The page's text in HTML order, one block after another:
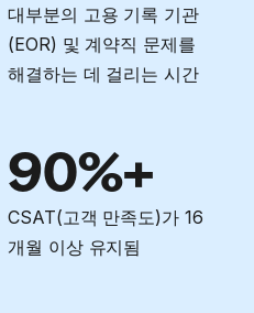
대부분의 고용 기록 기관
(EOR) 및 계약직 문제를
해결하는 데 걸리는 시간
90%+
CSAT(고객 만족도)가 16
개월 이상 유지됨